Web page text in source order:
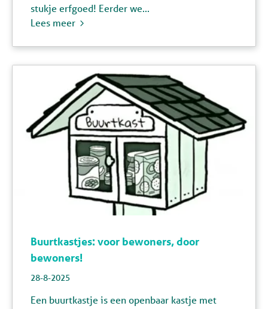
stukje erfgoed! Eerder we...
Lees meer
Buurtkastjes: voor bewoners, door
bewoners!
28-8-2025
Een buurtkastje is een openbaar kastje met